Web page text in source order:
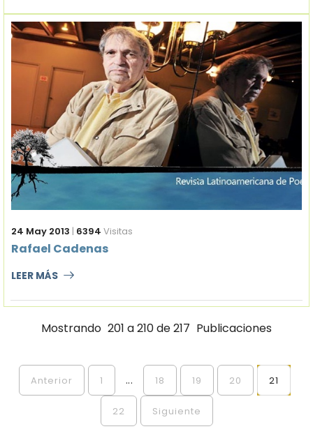
24 May 2013 | 6394 Visitas
Rafael Cadenas
LEER MÁS
Mostrando 201 a 210 de 217 Publicaciones
Anterior 1 ... 18 19 20 21
22 Siguiente